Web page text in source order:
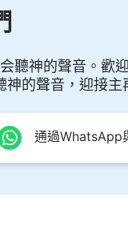
他一直與人類朝
與約拿的幾句對
神對人類的真情
聽神的聲音。歡
的聲音，迎接主
通過WhatsApp